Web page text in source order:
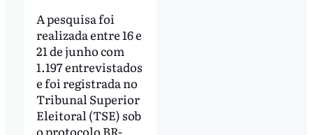
A pesquisa foi
realizada entre 16 e
21 de junho com
1.197 entrevistados
e foi registrada no
Tribunal Superior
Eleitoral (TSE) sob
o protocolo BR-